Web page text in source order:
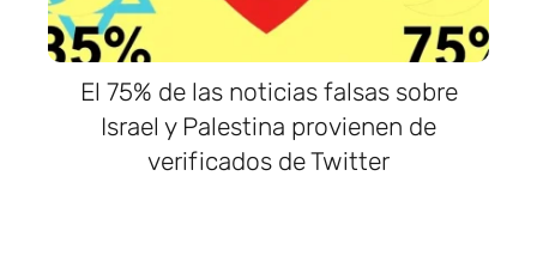
El 75% de las noticias falsas sobre
Israel y Palestina provienen de
verificados de Twitter